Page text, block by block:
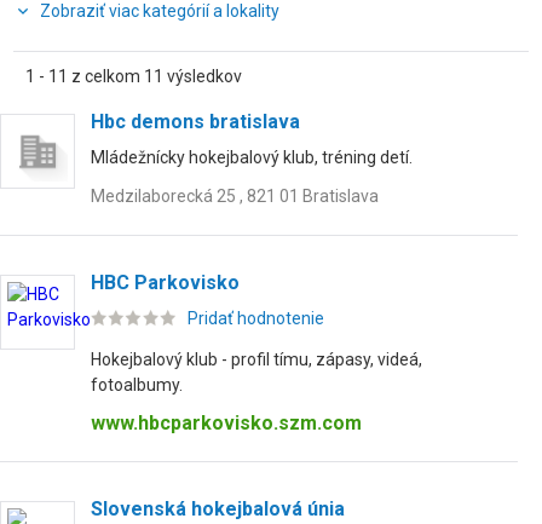
Zobraziť viac kategórií a lokality
1 - 11 z celkom 11 výsledkov
Hbc demons bratislava
Mládežnícky hokejbalový klub, tréning detí.
Medzilaborecká 25 , 821 01 Bratislava
HBC Parkovisko
Pridať hodnotenie
Hokejbalový klub - profil tímu, zápasy, videá,
fotoalbumy.
www.hbcparkovisko.szm.com
Slovenská hokejbalová únia